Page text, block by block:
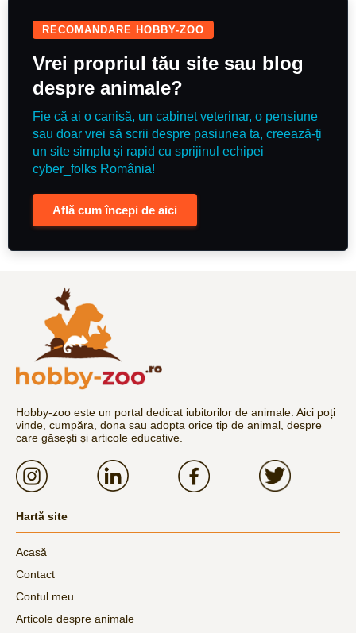
RECOMANDARE HOBBY-ZOO
Vrei propriul tău site sau blog
despre animale?
Fie că ai o canisă, un cabinet veterinar, o pensiune
sau doar vrei să scrii despre pasiunea ta, creează-ți
un site simplu și rapid cu sprijinul echipei
cyber_folks România!
Află cum începi de aici
Hobby-zoo este un portal dedicat iubitorilor de animale. Aici poți
vinde, cumpăra, dona sau adopta orice tip de animal, despre
care găsești și articole educative.
Hartă site
Acasă
Contact
Contul meu
Articole despre animale